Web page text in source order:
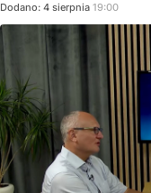
Dodano: 4 sierpnia 19:00